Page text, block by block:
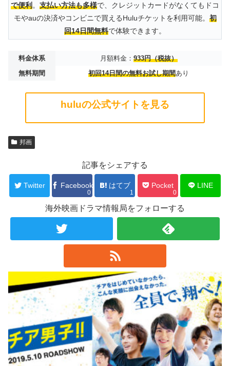
で便利。 支払い方法も多様で、クレジットカードがなくてもドコ
モやauの決済やコンビニで買えるHuluチケットを利用可能。 初
回14日間無料で体験できます。
料金体系 月額料金： 933円（税抜）
無料期間
初回14日間の無料お試し期間あり
huluの公式サイトを見る
邦画
記事をシェアする
Twitter Facebook
0
はてブ
1
Pocket
0
LINE
海外映画ドラマ情報局をフォローする